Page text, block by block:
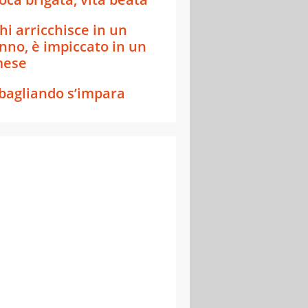
arricchisce in un
è impiccato in un
s’impara